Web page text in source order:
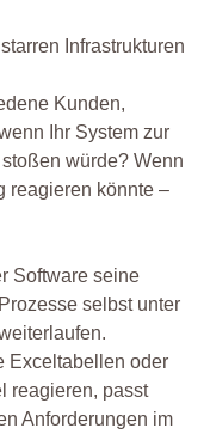
Infrastrukturen
Kunden,
Ihr System zur
würde? Wenn
reagieren könnte –
Software seine
selbst unter
Exceltabellen oder
reagieren, passt
Anforderungen im